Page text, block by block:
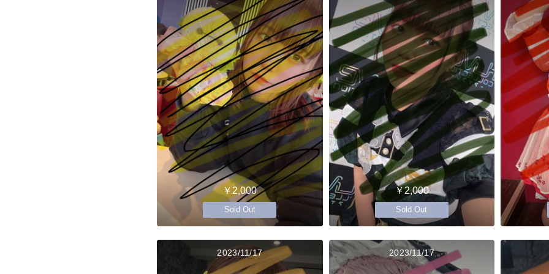
￥2,000
Sold Out
￥2,000
Sold Out
2023/11/17 2023/11/17